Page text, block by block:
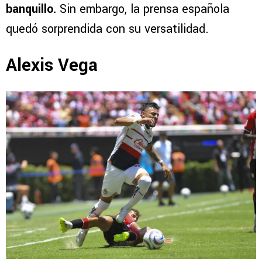
banquillo. Sin embargo, la prensa española
quedó sorprendida con su versatilidad.
Alexis Vega